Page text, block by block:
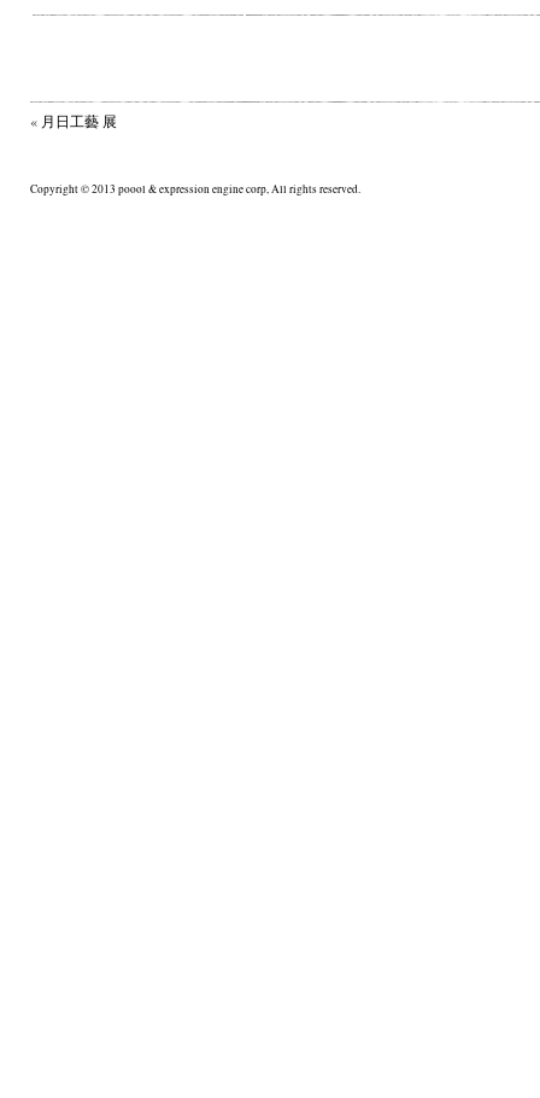
« 月日工藝 展
Copyright © 2013 poool & expression engine corp, All rights reserved.